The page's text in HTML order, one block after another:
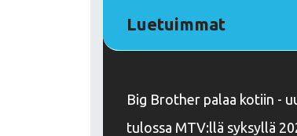
Luetuimmat
Big Brother palaa kotiin -
tulossa MTV:llä syksyllä